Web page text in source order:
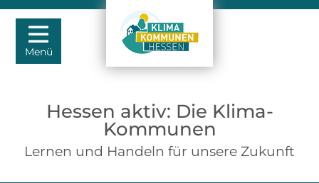
Menü
Hessen aktiv: Die Klima-
Kommunen
Lernen und Handeln für unsere Zukunft